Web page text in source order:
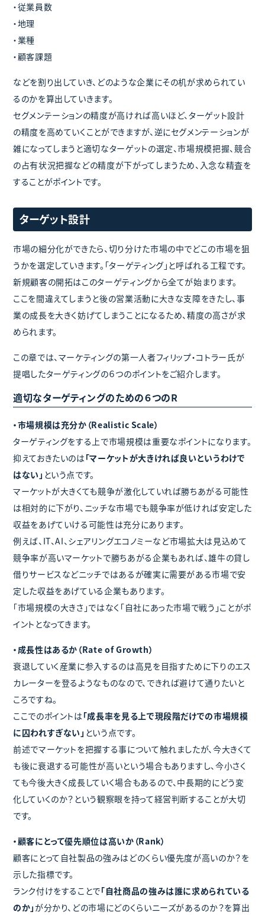
・従業員数
・地理
・業種
・顧客課題
などを割り出していき、どのような企業にその机が求められてい
るのかを算出していきます。
セグメンテーションの精度が高ければ高いほど、ターゲット設計
の精度を高めていくことができますが、逆にセグメンテーションが
雑になってしまうと適切なターゲットの選定、市場規模把握、競合
の占有状況把握などの精度が下がってしまうため、入念な精査を
することがポイントです。
ターゲット設計
市場の細分化ができたら、切り分けた市場の中でどこの市場を狙
うかを選定していきます。「ターゲティング」と呼ばれる工程です。
新規顧客の開拓はこのターゲティングから全てが始まります。
ここを間違えてしまうと後の営業活動に大きな支障をきたし、事
業の成長を大きく妨げてしまうことになるため、精度の高さが求
められます。
この章では、マーケティングの第一人者フィリップ・コトラー氏が
提唱したターゲティングの６つのポイントをご紹介します。
適切なターゲティングのための６つのR
・市場規模は充分か（Realistic Scale）
ターゲティングをする上で市場規模は重要なポイントになります。
抑えておきたいのは「マーケットが大きければ良いというわけで
はない」 という点です。
マーケットが大きくても競争が激化していれば勝ちあがる可能性
は相対的に下がり、ニッチな市場でも競争率が低ければ安定した
収益をあげていける可能性は充分にあります。
例えば、IT、AI、シェアリングエコノミーなど市場拡大は見込めて
競争率が高いマーケットで勝ちあがる企業もあれば、雄牛の貸し
借りサービスなどニッチではあるが確実に需要がある市場で安
定した収益をあげている企業もあります。
「市場規模の大きさ」ではなく「自社にあった市場で戦う」ことがポ
イントとなってきます。
・成長性はあるか（Rate of Growth）
衰退していく産業に参入するのは高見を目指すために下りのエス
カレーターを登るようなものなので、できれば避けて通りたいと
ころですね。
ここでのポイントは「成長率を見る上で現段階だけでの市場規模
に囚われすぎない」 という点です。
前述でマーケットを把握する事について触れましたが、今大きくて
も後に衰退する可能性が高いという場合もありますし、今小さく
ても今後大きく成長していく場合もあるので、中長期的にどう変
化していくのか？という観察眼を持って経営判断することが大切
です。
・顧客にとって優先順位は高いか（Rank）
顧客にとって自社製品の強みはどのくらい優先度が高いのか？を
示した指標です。
ランク付けをすることで「自社商品の強みは誰に求められている
のか」 が分かり、どの市場にどのくらいニーズがあるのか？を算出